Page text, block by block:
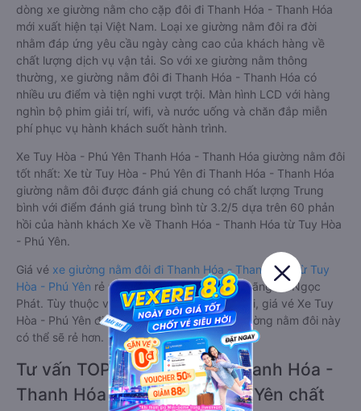
dòng xe giường nằm cho cặp đôi đi Thanh Hóa - Thanh Hóa
mới xuất hiện tại Việt Nam. Loại xe giường nằm đôi ra đời
nhằm đáp ứng yêu cầu ngày càng cao của khách hàng về
chất lượng dịch vụ vận tải. So với xe giường nằm thông
thường, xe giường nằm đôi đi Thanh Hóa - Thanh Hóa có
nhiều ưu điểm và tiện nghi vượt trội. Màn hình LCD với hàng
nghìn bộ phim giải trí, wifi, và nước uống và chăn đắp miễn
phí phục vụ hành khách suốt hành trình.
Xe Tuy Hòa - Phú Yên Thanh Hóa - Thanh Hóa giường nằm đôi
tốt nhất: Xe từ Tuy Hòa - Phú Yên đi Thanh Hóa - Thanh Hóa
giường nằm đôi được đánh giá chung có chất lượng Trung
bình với điểm đánh giá trung bình từ 3.2/5 dựa trên 60 phản
hồi của hành khách Xe về Thanh Hóa - Thanh Hóa từ Tuy Hòa
- Phú Yên.
Giá vé xe giường nằm đôi đi Thanh Hóa - Thanh Hóa từ Tuy
Hòa - Phú Yên rẻ nhất là 1450000VND của hãng xe Ngọc
Phát. Tùy thuộc vào chương trình khuyến mãi, giá vé Xe Tuy
Hòa - Phú Yên đi Thanh Hóa - Thanh Hóa giường nằm đôi này
có thể sẽ rẻ hơn.
Tư vấn TOP 3 xe khách đi Thanh Hóa -
Thanh Hóa từ Tuy Hòa - Phú Yên chất